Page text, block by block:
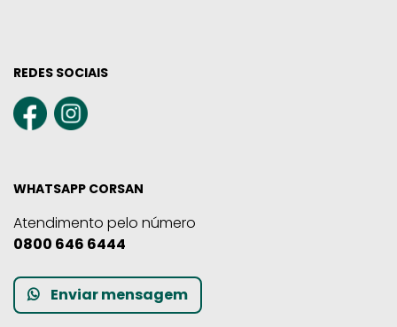
REDES SOCIAIS
WHATSAPP CORSAN
Atendimento pelo número
0800 646 6444
Enviar mensagem